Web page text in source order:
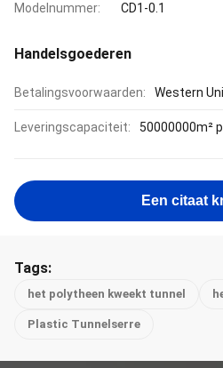
Modelnummer: CD1-0.1
Handelsgoederen
Betalingsvoorwaarden: Western
Leveringscapaciteit: 50000000m²
Een citaat
Tags:
het polytheen kweekt tunnel
Plastic Tunnelserre